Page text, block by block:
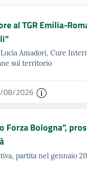
al TGR Emilia-
Amadori, Cure
sul territorio
08/2026
Forza Bologna”,
partita nel gennaio